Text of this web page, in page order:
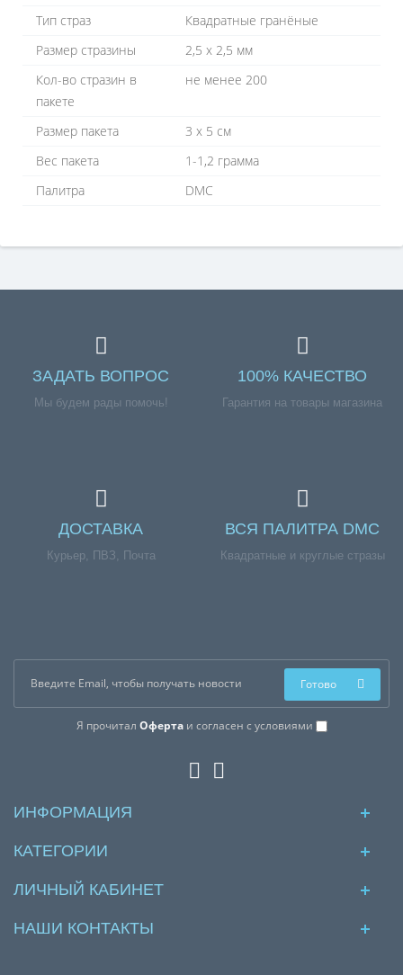
Тип страз
Квадратные гранёные
Размер стразины
2,5 х 2,5 мм
Кол-во стразин в
пакете
не менее 200
Размер пакета
3 х 5 см
Вес пакета
1-1,2 грамма
Палитра
DMC
ЗАДАТЬ ВОПРОС
Мы будем рады помочь!
100% КАЧЕСТВО
Гарантия на товары магазина
ДОСТАВКА
Курьер, ПВЗ, Почта
ВСЯ ПАЛИТРА DMC
Квадратные и круглые стразы
Я прочитал Офертаи согласен с условиями
Готово
ИНФОРМАЦИЯ
КАТЕГОРИИ
ЛИЧНЫЙ КАБИНЕТ
НАШИ КОНТАКТЫ